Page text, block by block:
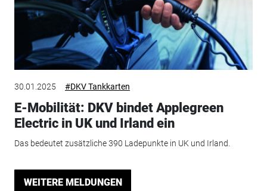
30.01.2025 #DKV Tankkarten
E-Mobilität: DKV bindet Applegreen
Electric in UK und Irland ein
Das bedeutet zusätzliche 390 Ladepunkte in UK und Irland.
WEITERE MELDUNGEN